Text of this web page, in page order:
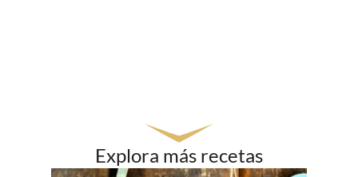
Explora más recetas